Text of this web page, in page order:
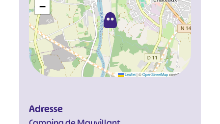
−
Leaflet |©OpenStreetMapcontributors
Adresse